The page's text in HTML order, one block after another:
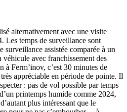
alternativement avec une visite
Les temps de surveillance sont
surveillance assistée comparée à un
véhicule avec franchissement des
à Ferm’inov, c’est 30 minutes de
appréciable en période de pointe. Il
: pas de vol possible par temps
printemps humide comme 2024,
plus intéressant que le